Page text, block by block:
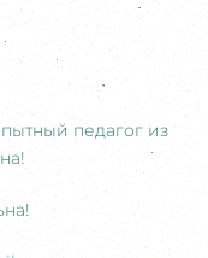
педагог из